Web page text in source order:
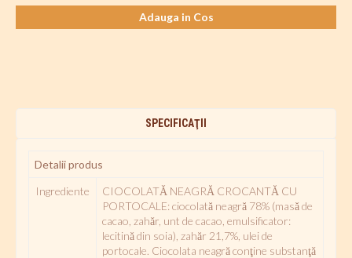
SPECIFICAŢII
Detalii produs
Ingrediente
CIOCOLATǍ NEAGRĂ CROCANTĂ CU
PORTOCALE: ciocolată neagră 78% (masǎ de
cacao, zahǎr, unt de cacao, emulsificator:
lecitinǎ din soia), zahăr 21,7%, ulei de
portocale. Ciocolata neagră conţine substanţǎ
Adauga in Cos